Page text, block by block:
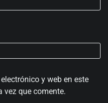
y web en este
vez que comente.